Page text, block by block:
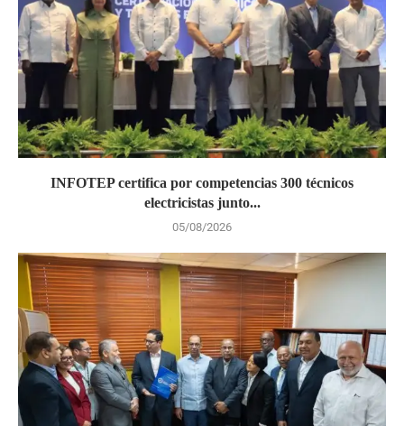
INFOTEP certifica por competencias 300 técnicos
electricistas junto...
05/08/2026